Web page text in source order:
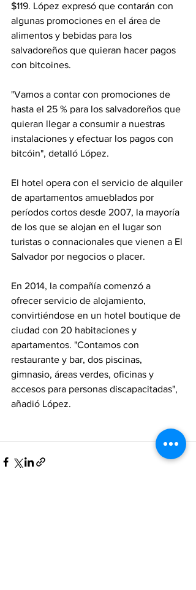
$119. López expresó que contarán con
algunas promociones en el área de
alimentos y bebidas para los
salvadoreños que quieran hacer pagos
con bitcoines.
"Vamos a contar con promociones de
hasta el 25 % para los salvadoreños que
quieran llegar a consumir a nuestras
instalaciones y efectuar los pagos con
bitcóin", detalló López.
El hotel opera con el servicio de alquiler
de apartamentos amueblados por
períodos cortos desde 2007, la mayoría
de los que se alojan en el lugar son
turistas o connacionales que vienen a El
Salvador por negocios o placer.
En 2014, la compañía comenzó a
ofrecer servicio de alojamiento,
convirtiéndose en un hotel boutique de
ciudad con 20 habitaciones y
apartamentos. "Contamos con
restaurante y bar, dos piscinas,
gimnasio, áreas verdes, oficinas y
accesos para personas discapacitadas",
añadió López.